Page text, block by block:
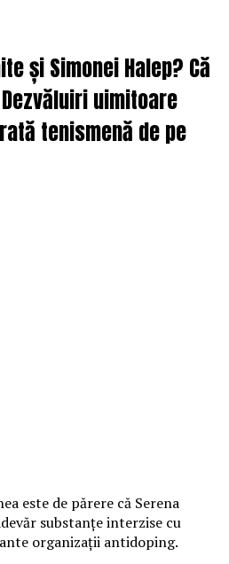
și Simonei Halep? Că
uimitoare
tenismenă de pe
este de părere că Serena
substanţe interzise cu
organizaţii antidoping.